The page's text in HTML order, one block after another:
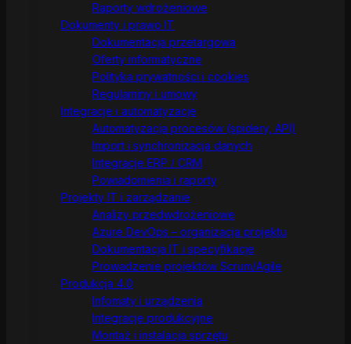
Raporty wdrożeniowe
Dokumenty i prawo IT
Dokumentacja przetargowa
Oferty informatyczne
Polityka prywatności i cookies
Regulaminy i umowy
Integracje i automatyzacje
Automatyzacja procesów (spidery, API)
Import i synchronizacja danych
Integracje ERP / CRM
Powiadomienia i raporty
Projekty IT i zarządzanie
Analizy przedwdrożeniowe
Azure DevOps – organizacja projektu
Dokumentacja IT i specyfikacje
Prowadzenie projektów Scrum/Agile
Produkcja 4.0
Infomaty i urządzenia
Integracje produkcyjne
Montaż i instalacja sprzętu